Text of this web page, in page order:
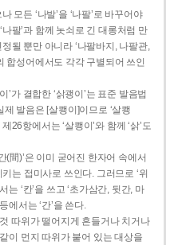
모든 ‘나발’을 ‘나팔’로 바꾸어야
팔’과 함께 놋쇠로 긴 대롱처럼 만
될 뿐만 아니라 ‘나팔바지, 나팔관,
합성어에서도 각각 구별되어 쓰인
’가 결합한 ‘삵괭이’는 표준 발음법
발음은 [살쾡이]이므로 ‘살쾡
26항에서는 ‘살쾡이’와 함께 ‘삵’도
(間)’은 이미 굳어진 한자어 속에서
는 접미사로 쓰인다. 그러므로 ‘위
는 ‘칸’을 쓰고 ‘초가삼간, 뒷간, 마
에서는 ‘간’을 쓴다.
따위가 떨어지게 흔들거나 치거나
이 먼지 따위가 붙어 있는 대상을